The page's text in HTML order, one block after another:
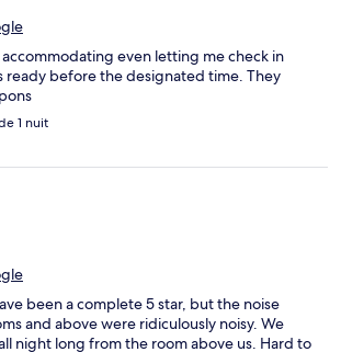
even letting me check in
ready before the designated time. They
1 nuit
been a complete 5 star, but the noise
and above were ridiculously noisy. We
night long from the room above us. Hard to